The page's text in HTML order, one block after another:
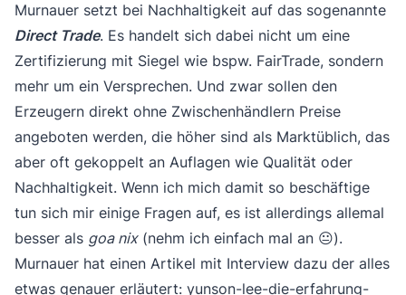
Murnauer setzt bei Nachhaltigkeit auf das sogenannte
Direct Trade. Es handelt sich dabei nicht um eine
Zertifizierung mit Siegel wie bspw. FairTrade, sondern
mehr um ein Versprechen. Und zwar sollen den
Erzeugern direkt ohne Zwischenhändlern Preise
angeboten werden, die höher sind als Marktüblich, das
aber oft gekoppelt an Auflagen wie Qualität oder
Nachhaltigkeit. Wenn ich mich damit so beschäftige
tun sich mir einige Fragen auf, es ist allerdings allemal
besser als goa nix(nehm ich einfach mal an 😐).
Murnauer hat einen Artikel mit Interview dazu der alles
etwas genauer erläutert: yunson-lee-die-erfahrung-